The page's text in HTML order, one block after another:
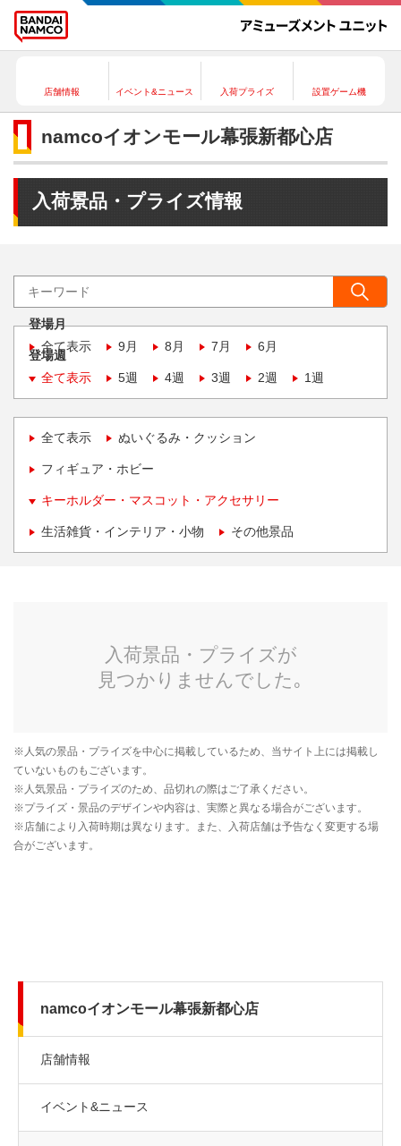
店舗情報 イベント&ニュース 入荷プライズ 設置ゲーム機
namcoイオンモール幕張新都心店
入荷景品・プライズ情報
登場月
全て表示
9月 8月 7月 6月
登場週
全て表示
5週 4週 3週 2週 1週
全て表示 ぬいぐるみ・クッション
フィギュア・ホビー
キーホルダー・マスコット・アクセサリー
生活雑貨・インテリア・小物 その他景品
namcoイオンモール幕張新都心店
店舗情報
イベント&ニュース